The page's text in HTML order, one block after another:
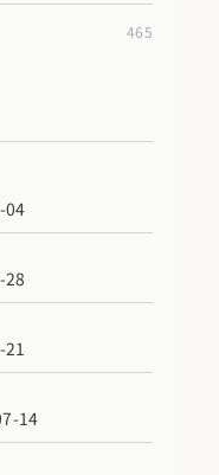
465
04
28
21
14